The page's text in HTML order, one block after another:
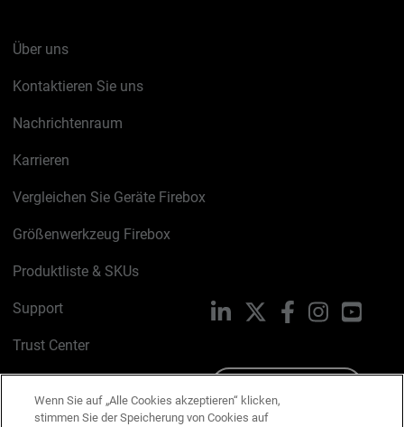
Über uns
Kontaktieren Sie uns
Nachrichtenraum
Karrieren
Vergleichen Sie Geräte Firebox
Größenwerkzeug Firebox
Produktliste & SKUs
Support
Trust Center
Cookie-Richtlinie
LinkedIn FacebookInstagram
Wenn Sie auf „Alle Cookies akzeptieren“ klicken,
stimmen Sie der Speicherung von Cookies auf